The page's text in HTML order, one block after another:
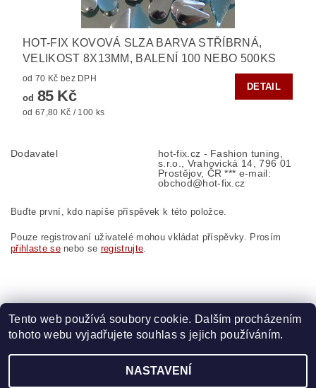
HOT-FIX KOVOVÁ SLZA BARVA STŘÍBRNÁ,
VELIKOST 8X13MM, BALENÍ 100 NEBO 500KS
od 70 Kč bez DPH
od 85 Kč
od 67,80 Kč / 100 ks
DETAIL
Dodavatel
hot-fix.cz - Fashion tuning,
s.r.o., Vrahovická 14, 796 01
Prostějov, ČR *** e-mail:
obchod@hot-fix.cz
Buďte první, kdo napíše příspěvek k této položce.
Pouze registrovaní uživatelé mohou vkládat příspěvky. Prosím
přihlaste senebo se registrujte.
Zboží.cz | Heureka.cz | Vyšívací.cz | Crystalstyle.cz
Tento web používá soubory cookie. Dalším procházením
tohoto webu vyjadřujete souhlas s jejich používáním.
NASTAVENÍ